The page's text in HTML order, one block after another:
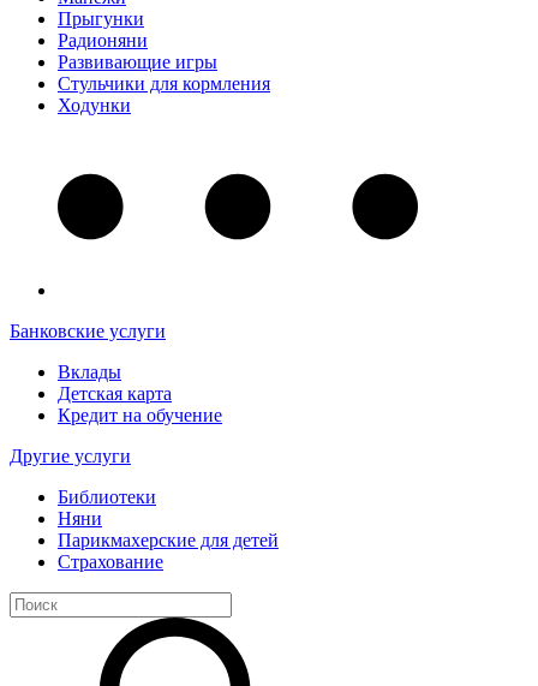
Прыгунки
Радионяни
Развивающие игры
Стульчики для кормления
Ходунки
Банковские услуги
Вклады
Детская карта
Кредит на обучение
Другие услуги
Библиотеки
Няни
Парикмахерские для детей
Страхование